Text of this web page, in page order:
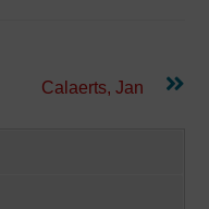
Calaerts, Jan